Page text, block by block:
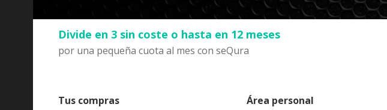
Divide en 3 sin coste o hasta en 12 meses
por una pequeña cuota al mes con seQura
Tus compras Área personal